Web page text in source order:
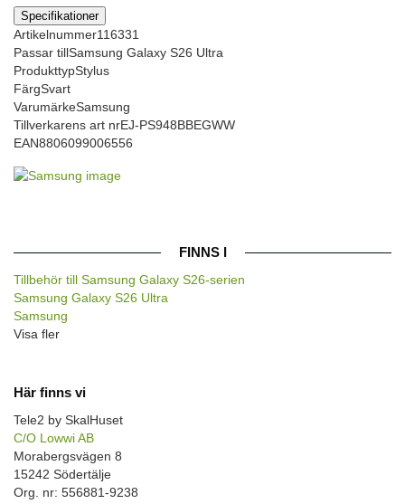
Specifikationer
Artikelnummer116331
Passar tillSamsung Galaxy S26 Ultra
ProdukttypStylus
FärgSvart
VarumärkeSamsung
Tillverkarens art nrEJ-PS948BBEGWW
EAN8806099006556
FINNS I
Tillbehör till Samsung Galaxy S26-serien
Samsung Galaxy S26 Ultra
Samsung
Visa fler
Här finns vi
Tele2 by SkalHuset
C/O Lowwi AB
Morabergsvägen 8
15242 Södertälje
Org. nr: 556881-9238